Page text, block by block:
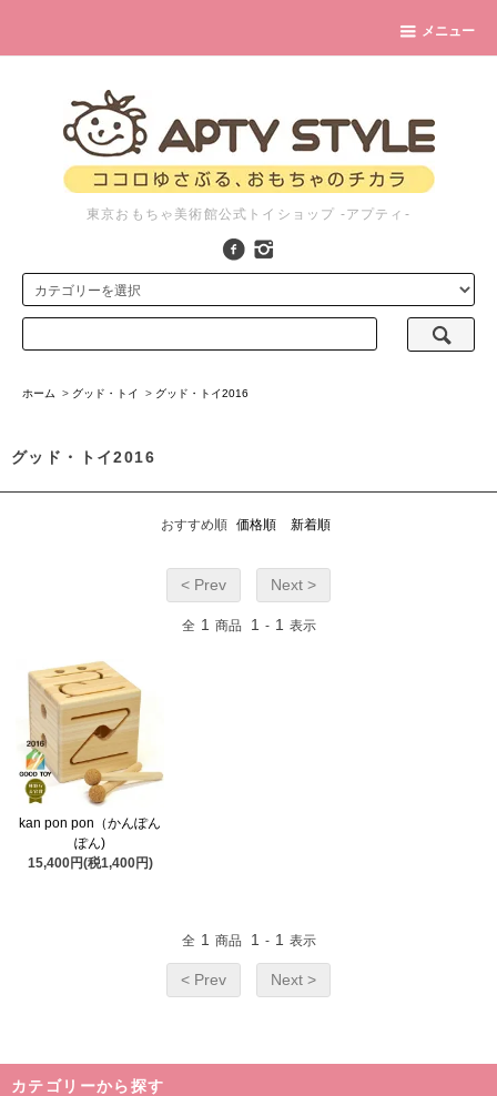
メニュー
東京おもちゃ美術館公式トイショップ -アプティ-
ホーム > グッド・トイ > グッド・トイ2016
グッド・トイ2016
おすすめ順 価格順 新着順
< Prev Next >
全 1 商品 1 - 1 表示
kan pon pon（かんぽん
ぽん)
15,400円(税1,400円)
全 1 商品 1 - 1 表示
< Prev Next >
カテゴリーから探す